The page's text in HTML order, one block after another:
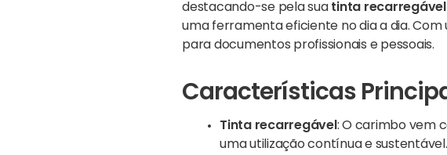
destacando-se pela sua tinta recarregável
uma ferramenta eficiente no dia a dia.
para documentos profissionais e pessoais.
Características
Tinta recarregável : O carimbo vem
uma utilização contínua e sustentável.